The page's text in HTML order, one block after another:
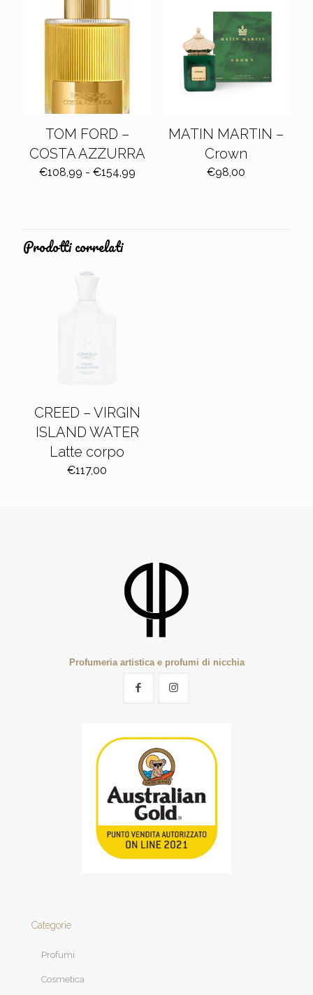
TOM FORD –
COSTA AZZURRA
€108,99 - €154,99Fascia
MATIN MARTIN –
Crown
€98,00
Prodotti correlati
CREED – VIRGIN
ISLAND WATER
Latte corpo
€117,00
Profumeria artistica e profumi di nicchia
Categorie
Profumi
Cosmetica